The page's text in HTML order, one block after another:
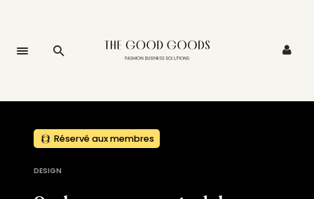
Réservé aux membres
DESIGN